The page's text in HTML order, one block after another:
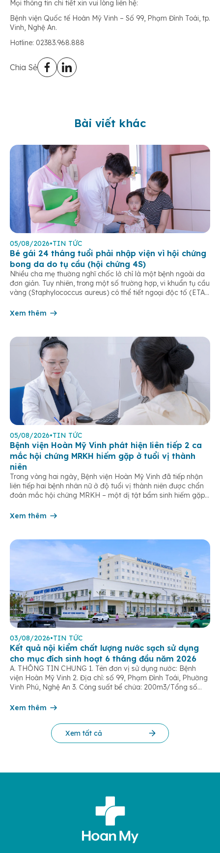
Mọi thông tin chi tiết xin vui lòng liên hệ:
Bệnh viện Quốc tế Hoàn Mỹ Vinh – Số 99, Phạm Đình Toái, tp.
Vinh, Nghệ An.
Hotline: 02383.968.888
Chia Sẻ
Bài viết khác
05/08/2026•TIN TỨC
Bé gái 24 tháng tuổi phải nhập viện vì hội chứng
bong da do tụ cầu (hội chứng 4S)
Nhiều cha mẹ thường nghĩ chốc lở chỉ là một bệnh ngoài da
đơn giản. Tuy nhiên, trong một số trường hợp, vi khuẩn tụ cầu
vàng (Staphylococcus aureus) có thể tiết ngoại độc tố (ETA
(Staphylococcal Scalded Skin Syndrome – SSSS) – một […]
Xem thêm
05/08/2026•TIN TỨC
Bệnh viện Hoàn Mỹ Vinh phát hiện liên tiếp 2 ca
mắc hội chứng MRKH hiếm gặp ở tuổi vị thành
niên
Trong vòng hai ngày, Bệnh viện Hoàn Mỹ Vinh đã tiếp nhận
liên tiếp hai bệnh nhân nữ ở độ tuổi vị thành niên được chẩn
đoán mắc hội chứng MRKH – một dị tật bẩm sinh hiếm gặp
tuổi dậy thì. […]
Xem thêm
03/08/2026•TIN TỨC
Kết quả nội kiểm chất lượng nước sạch sử dụng
cho mục đích sinh hoạt 6 tháng đầu năm 2026
A. THÔNG TIN CHUNG 1. Tên đơn vị sử dụng nước: Bệnh
viện Hoàn Mỹ Vinh 2. Địa chỉ: số 99, Phạm Đình Toái, Phường
Vinh Phú, Nghệ An 3. Công suất bể chứa: 200m3/Tổng số
nước: Công ty Cổ phần cấp nước Nghệ An […]
Xem thêm
Xem tất cả